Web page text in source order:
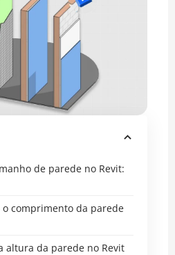
de parede no Revit:
comprimento da parede
altura da parede no Revit